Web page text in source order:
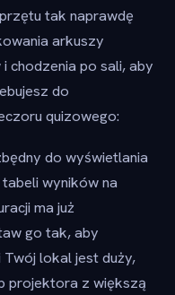
tak naprawdę
arkuszy
chodzenia po sali, aby
do
quizowego:
do wyświetlania
wyników na
ma już
go tak, aby
Twój lokal jest duży,
projektora z większą